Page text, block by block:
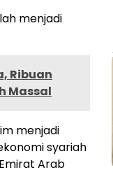
menjadi
Ribuan
Massal
menjadi
syariah
Arab